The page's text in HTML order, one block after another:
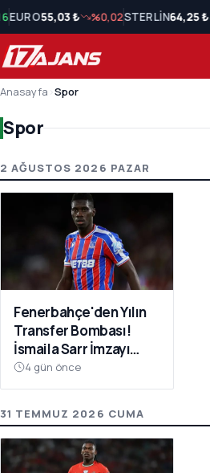
EURO55,03 ₺ %0,02STERLİN64,25 ₺
Anasayfa Spor
Spor
Spor Son Haberler
2 AĞUSTOS 2026 PAZAR
Fenerbahçe'den Yılın
Transfer Bombası!
İsmaila Sarr İmzayı
Atıyor
4 gün önce
31 TEMMUZ 2026 CUMA